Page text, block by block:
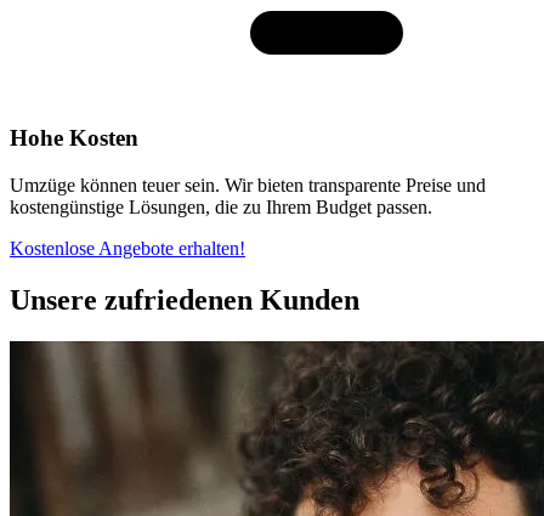
Hohe Kosten
Umzüge können teuer sein. Wir bieten transparente Preise und
kostengünstige Lösungen, die zu Ihrem Budget passen.
Kostenlose Angebote erhalten!
Unsere zufriedenen Kunden